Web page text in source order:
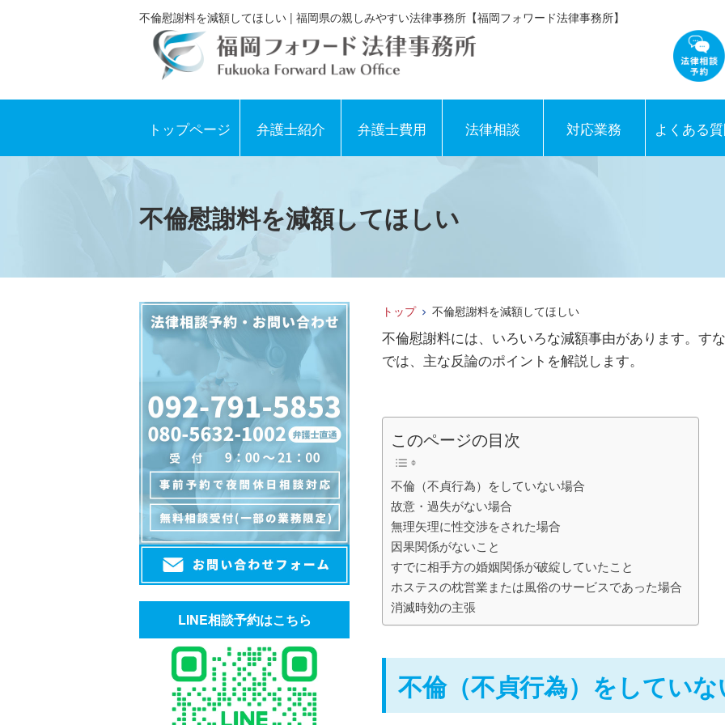
不倫慰謝料を減額してほしい | 福岡県の親しみやすい法律事務所【福岡フォワード法律事務所】
トップページ 弁護士紹介 弁護士費用 法律相談 対応業務 よくある
不倫慰謝料を減額してほしい
トップ 不倫慰謝料を減額してほしい
不倫慰謝料には、いろいろな減額事由があります。す
では、主な反論のポイントを解説します。
このページの目次
不倫（不貞行為）をしていない場合
故意・過失がない場合
無理矢理に性交渉をされた場合
因果関係がないこと
すでに相手方の婚姻関係が破綻していたこと
ホステスの枕営業または風俗のサービスであった場合
消滅時効の主張
不倫（不貞行為）をしてい
LINE相談予約はこちら